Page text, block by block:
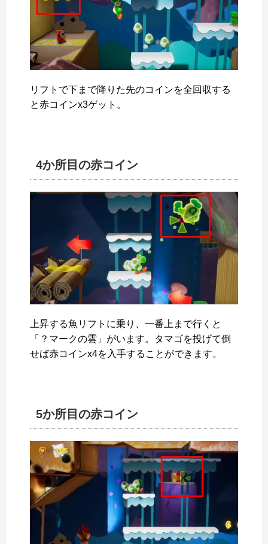
リフトで下まで降りた先のコインを全回収する
と赤コインx3ゲット。
4か所目の赤コイン
上昇する魚リフトに乗り、一番上まで行くと
「？マークの雲」がいます。タマゴを投げて倒
せば赤コインx4を入手することができます。
5か所目の赤コイン